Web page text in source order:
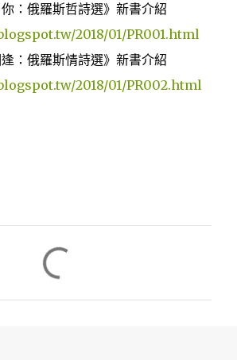
你：俄羅斯哲詩選》新書介紹
2018/01/PR001.html
逢：俄羅斯情詩選》新書介紹
2018/01/PR002.html